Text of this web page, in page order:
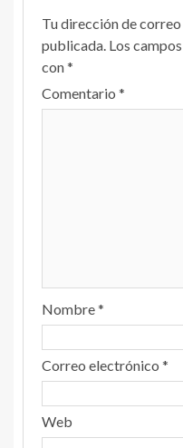
Tu dirección de
publicada. Los
con*
Comentario *
Nombre*
Correo electrónico *
Web